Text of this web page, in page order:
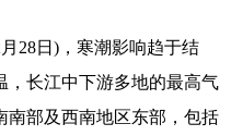
日)，寒潮影响趋于结
，长江中下游多地的最高气
南部及西南地区东部，包括